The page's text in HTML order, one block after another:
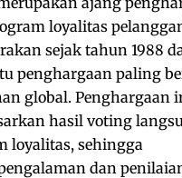
loyalitas
sejak tahun 1988
penghargaan paling
global. Penghargaan
hasil voting
loyalitas, sehingga
dan